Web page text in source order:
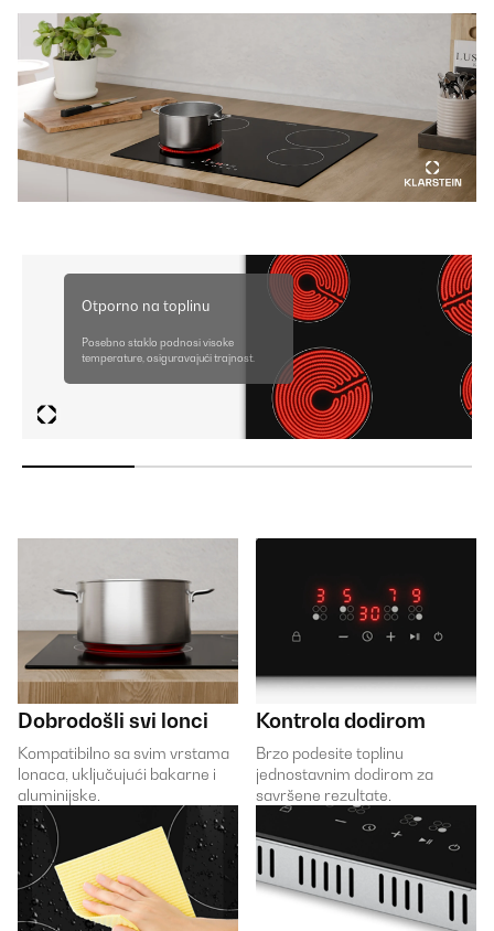
Otporno na toplinu
Posebno staklo podnosi visoke
temperature, osiguravajući trajnost.
Dobrodošli svi lonci
Kompatibilno sa svim vrstama
lonaca, uključujući bakarne i
aluminijske.
Kontrola dodirom
Brzo podesite toplinu
jednostavnim dodirom za
savršene rezultate.